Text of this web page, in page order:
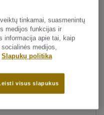
tinkamai, suasmenintų
medijos funkcijas ir
informacija apie tai, kaip
medijos,
Slapukų politika
visus slapukus